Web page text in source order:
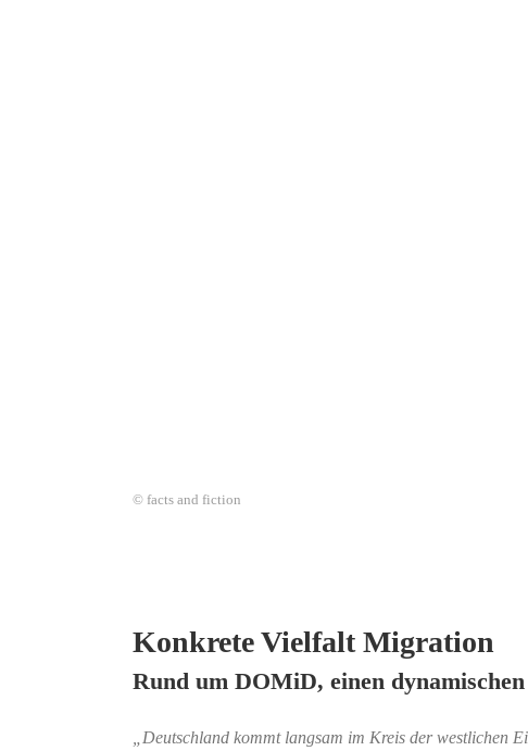
© facts and fiction
Konkrete Vielfalt Migration
Rund um DOMiD, einen
„Deutschland kommt langsam im Kreis der westlichen